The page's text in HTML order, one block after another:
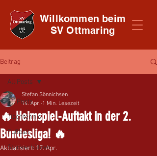
Willkommen beim
SV Ottmaring
Beitrag
All Posts
Tischtennis
Fußball
Stockschützen
All Posts
🔥 Heimspiel-Auftakt in der 2.
Bundesliga! 🔥
Stefan Sönnichsen
14. Apr. 1 Min. Lesezeit
Aktualisiert:17. Apr.